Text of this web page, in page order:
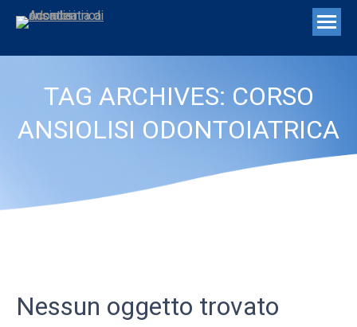
TAG ARCHIVES: CORSO
ANSIOLISI ODONTOIATRICA
Nessun oggetto trovato